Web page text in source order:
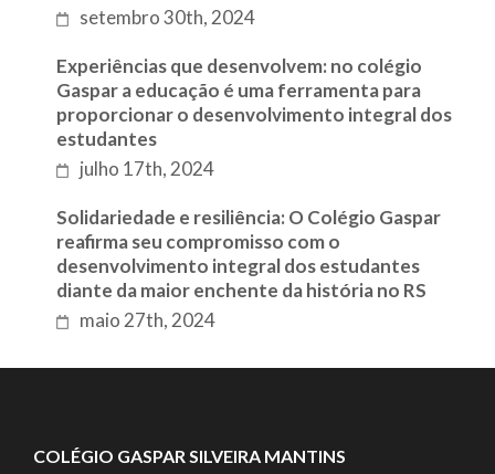
setembro 30th, 2024
Experiências que desenvolvem: no colégio
Gaspar a educação é uma ferramenta para
proporcionar o desenvolvimento integral dos
estudantes
julho 17th, 2024
Solidariedade e resiliência: O Colégio Gaspar
reafirma seu compromisso com o
desenvolvimento integral dos estudantes
diante da maior enchente da história no RS
maio 27th, 2024
COLÉGIO GASPAR SILVEIRA MANTINS